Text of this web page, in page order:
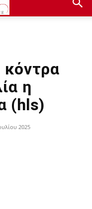
κόντρα
η
(hls)
2025